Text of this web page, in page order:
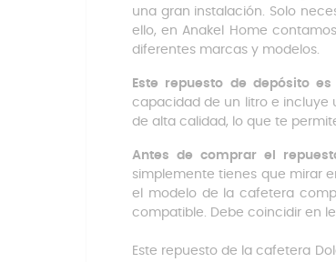
una gran instalación. Solo
ello, en Anakel Home
diferentes marcas y modelos.
Este repuesto de depósito
capacidad de un litro e incluye
de alta calidad, lo que te
Antes de comprar el
simplemente tienes que mirar
el modelo de la cafetera
compatible. Debe coincidir en
Este repuesto de la cafetera